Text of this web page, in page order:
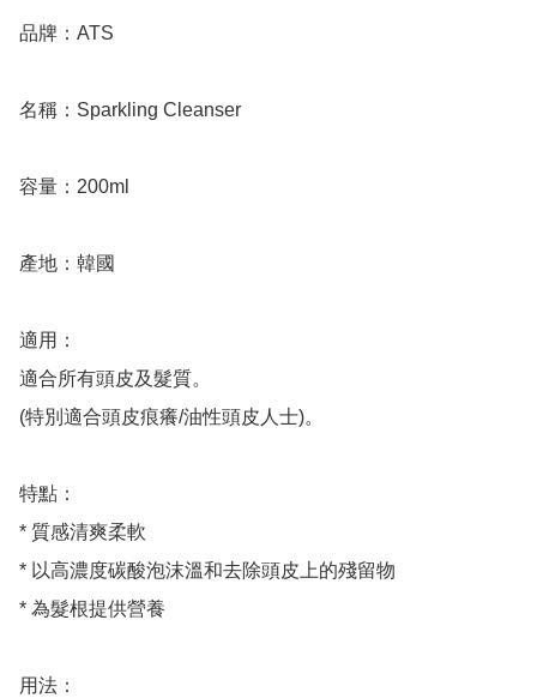
品牌：ATS
名稱：Sparkling Cleanser
容量：200ml
產地：韓國
適用：
適合所有頭皮及髮質。
(特別適合頭皮痕癢/油性頭皮人士)。
特點：
* 質感清爽柔軟
* 以高濃度碳酸泡沫溫和去除頭皮上的殘留物
* 為髮根提供營養
用法：